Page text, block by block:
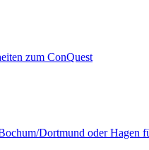
zum ConQuest
Dortmund oder Hagen